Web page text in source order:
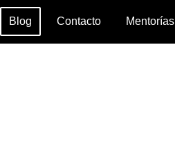
Blog Contacto Mentorías